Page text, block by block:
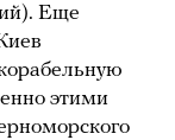
Еще
этими